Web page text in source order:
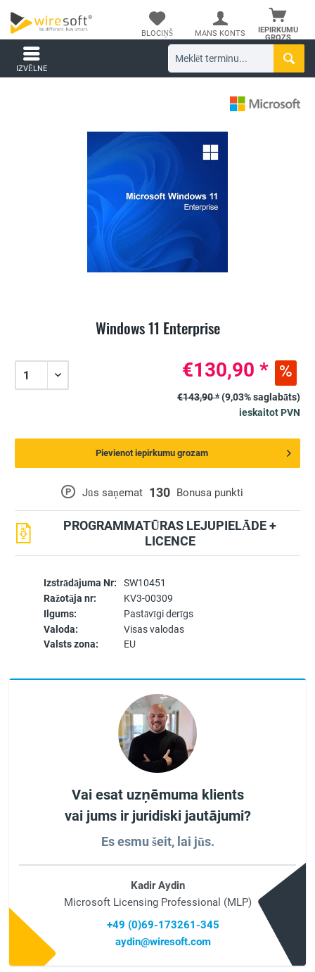
IEPIRKUMU
GROZS
BLOCIŅŠ MANS KONTS
IZVĒLNE
Windows 11 Enterprise
Izstrādājuma Nr:
SW10451
Ražotāja nr:
KV3-00309
Ilgums:
Pastāvīgi derīgs
Valoda:
Visas valodas
Valsts zona:
EU
P Jūs saņemat 130 Bonusa punkti
PROGRAMMATŪRAS LEJUPIELĀDE +
LICENCE
€130,90 *
€143,90 *(9,03% saglabāts)
ieskaitot PVN
Pievienot iepirkumu grozam
Vai esat uzņēmuma klients
vai jums ir juridiski jautājumi?
Es esmu šeit, lai jūs.
Kadir Aydin
Microsoft Licensing Professional (MLP)
+49 (0)69-173261-345
aydin@wiresoft.com